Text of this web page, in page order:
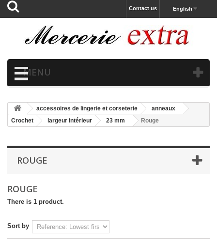
English
Contact us
MENU
accessoires de lingerie et corseterie
anneaux
Crochet
largeur intérieur 23 mm Rouge
ROUGE
ROUGE
There is 1 product.
Sort by